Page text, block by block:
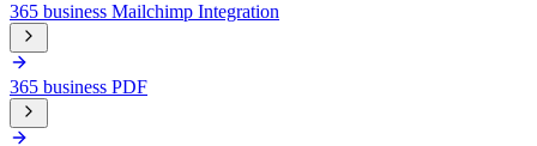
365 business Mailchimp Integration
365 business PDF